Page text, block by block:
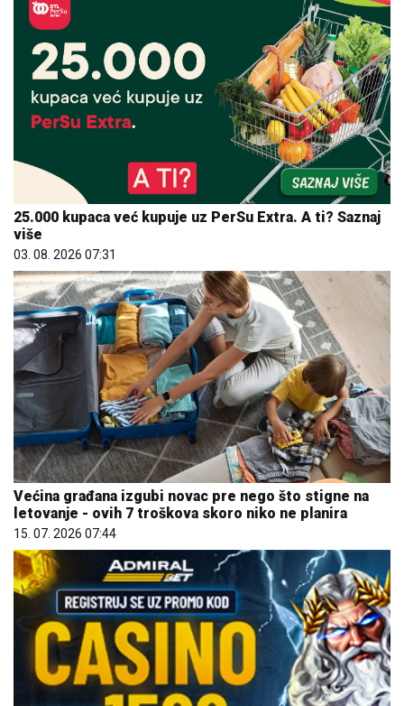
25.000 kupaca već kupuje uz PerSu Extra. A ti? Saznaj
više
03. 08. 2026 07:31
Većina građana izgubi novac pre nego što stigne na
letovanje - ovih 7 troškova skoro niko ne planira
15. 07. 2026 07:44